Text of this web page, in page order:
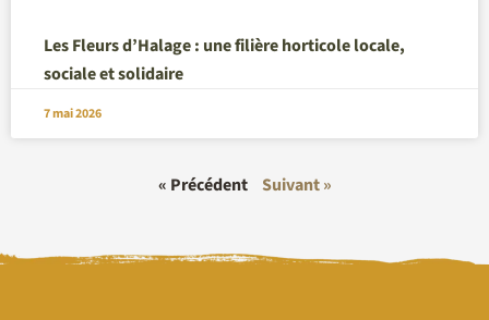
Les Fleurs d’Halage : une filière horticole locale,
sociale et solidaire
7 mai 2026
« Précédent Suivant »